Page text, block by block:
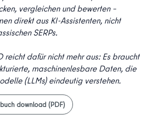
vergleichen und bewerten –
direkt aus KI-Assistenten, nicht
SERPs.
reicht dafür nicht mehr aus: Es braucht
maschinenlesbare Daten, die
(LLMs) eindeutig verstehen.
download (PDF)